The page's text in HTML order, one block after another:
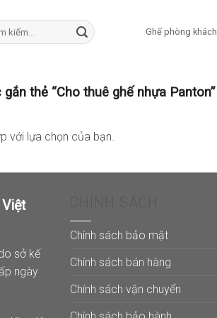
Ghế phòng khách
thẻ “Cho thuê ghế nhựa Panton”
với lựa chọn của bạn.
sở kế
ngày
Chính sách bảo mật
Chính sách bán hàng
Chính sách vận chuyển